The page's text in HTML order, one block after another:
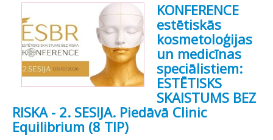
KONFERENCE
estētiskās
kosmetoloģijas
un medicīnas
speciālistiem:
ESTĒTISKS
SKAISTUMS BEZ
RISKA - 2. SESIJA. Piedāvā Clinic
Equilibrium (8 TIP)